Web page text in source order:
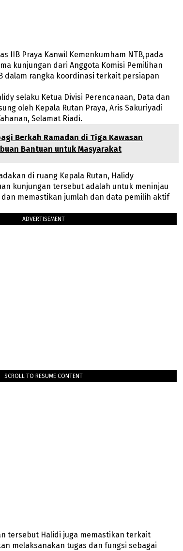
IIB Praya Kanwil Kemenkumham NTB,pada
kunjungan dari Anggota Komisi Pemilihan
dalam rangka koordinasi terkait persiapan
selaku Ketua Divisi Perencanaan, Data dan
oleh Kepala Rutan Praya, Aris Sakuriyadi
Selamat Riadi.
Berkah Ramadan di Tiga Kawasan
Bantuan untuk Masyarakat
di ruang Kepala Rutan, Halidy
kunjungan tersebut adalah untuk meninjau
memastikan jumlah dan data pemilih aktif
ADVERTISEMENT
SCROLL TO RESUME CONTENT
tersebut Halidi juga memastikan terkait
melaksanakan tugas dan fungsi sebagai